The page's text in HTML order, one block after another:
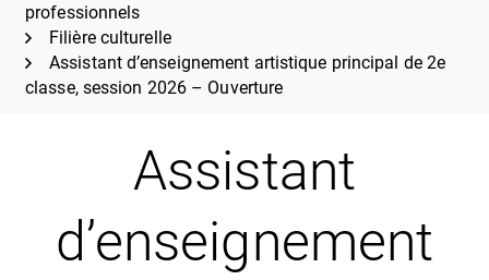
professionnels
Filière culturelle
Assistant d’enseignement artistique principal de 2e
classe, session 2026 – Ouverture
Assistant
d’enseignement